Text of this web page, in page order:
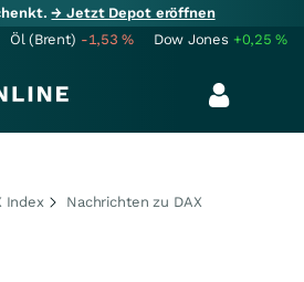
→ Jetzt Depot eröffnen
Öl (Brent) -1,53% Dow Jones +0,25%
Index Nachrichten zu DAX